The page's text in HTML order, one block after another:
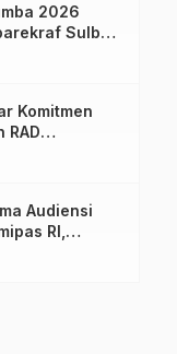
2026
Sulbar
Komitmen
RAD
Audiensi
RI,
bagi